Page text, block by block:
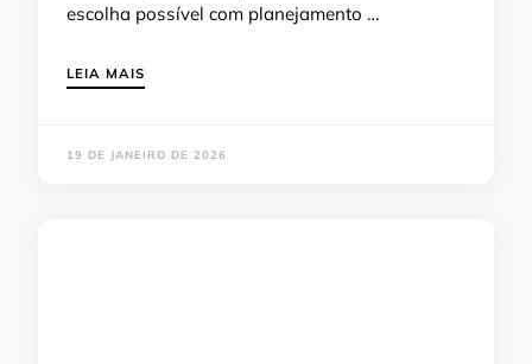
escolha possível com planejamento …
LEIA MAIS
19 DE JANEIRO DE 2026